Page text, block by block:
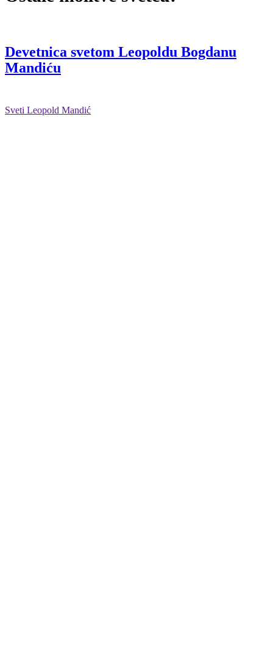
Devetnica svetom Leopoldu Bogdanu
Mandiću
Sveti Leopold Mandić